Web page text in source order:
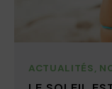
ACTUALITÉS,